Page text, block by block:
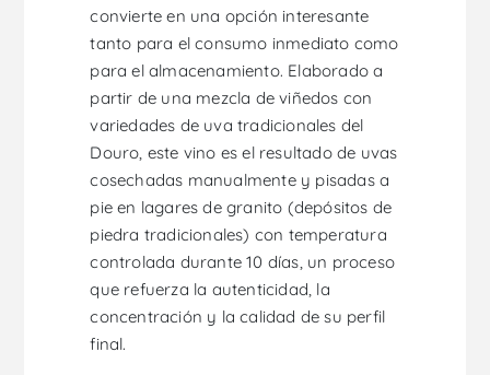
convierte en una opción interesante
tanto para el consumo inmediato como
para el almacenamiento. Elaborado a
partir de una mezcla de viñedos con
variedades de uva tradicionales del
Douro, este vino es el resultado de uvas
cosechadas manualmente y pisadas a
pie en lagares de granito (depósitos de
piedra tradicionales) con temperatura
controlada durante 10 días, un proceso
que refuerza la autenticidad, la
concentración y la calidad de su perfil
final.